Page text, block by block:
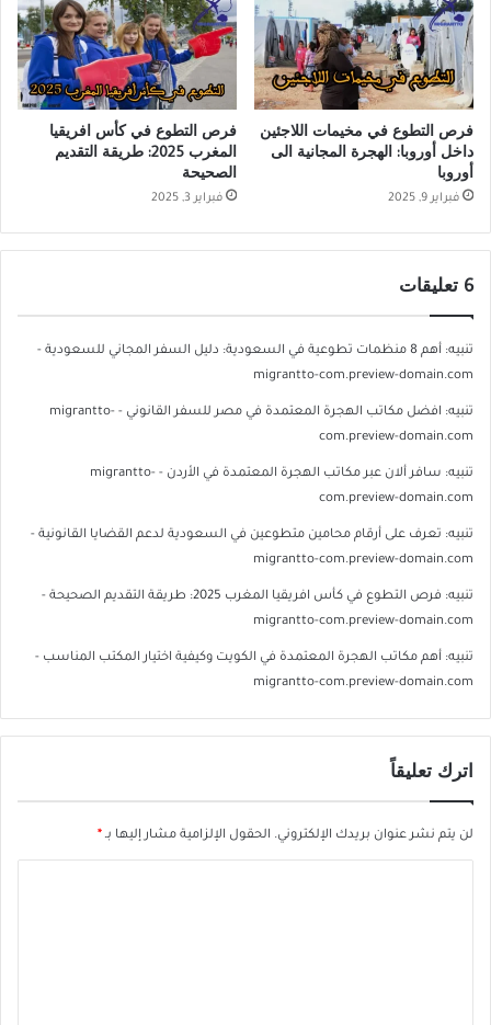
فرص التطوع في مخيمات اللاجئين
داخل أوروبا: الهجرة المجانية الى
أوروبا
فبراير 9, 2025
فرص التطوع في كأس افريقيا
المغرب 2025: طريقة التقديم
الصحيحة
فبراير 3, 2025
‫6 تعليقات
تنبيه:
أهم 8 منظمات تطوعية في السعودية: دليل السفر المجاني للسعودية -
migrantto-com.preview-domain.com
تنبيه:
افضل مكاتب الهجرة المعتمدة في مصر للسفر القانوني - migrantto-
com.preview-domain.com
تنبيه:
سافر ألان عبر مكاتب الهجرة المعتمدة في الأردن - migrantto-
com.preview-domain.com
تنبيه: تعرف على أرقام محامين متطوعين في السعودية لدعم القضايا القانونية -
migrantto-com.preview-domain.com
تنبيه:
فرص التطوع في كأس افريقيا المغرب 2025: طريقة التقديم الصحيحة -
migrantto-com.preview-domain.com
تنبيه: أهم مكاتب الهجرة المعتمدة في الكويت وكيفية اختيار المكتب المناسب -
migrantto-com.preview-domain.com
اترك تعليقاً
لن يتم نشر عنوان بريدك الإلكتروني. الحقول الإلزامية مشار إليها بـ *